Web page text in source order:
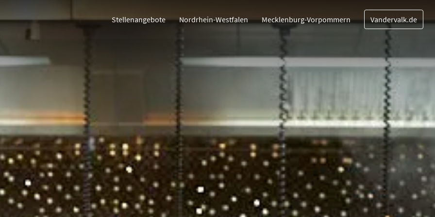
Stellenangebote Nordrhein-Westfalen Mecklenburg-Vorpommern Vandervalk.de